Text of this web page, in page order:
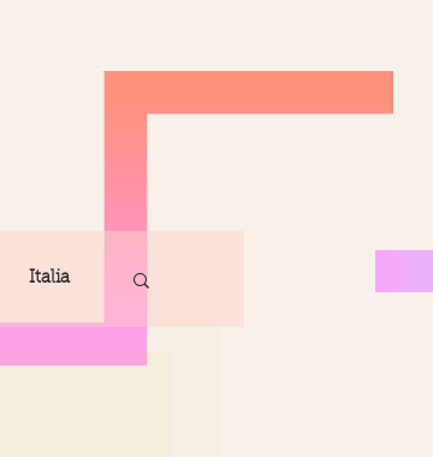
Italia